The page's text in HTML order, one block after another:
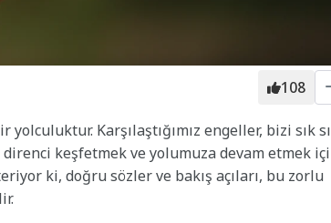
108
Karşılaştığımız engeller, bizi sık
keşfetmek ve yolumuza devam etmek
ki, doğru sözler ve bakış açıları, bu zorlu